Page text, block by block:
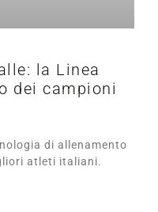
la Linea
dei campioni
di allenamento
atleti italiani.